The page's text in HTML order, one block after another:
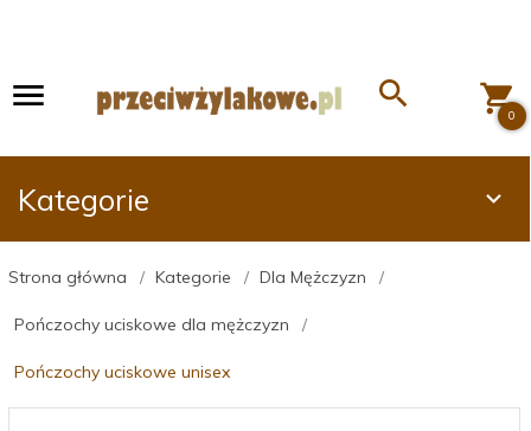
0
Kategorie
Strona główna Kategorie Dla Mężczyzn
Pończochy uciskowe dla mężczyzn
Pończochy uciskowe unisex